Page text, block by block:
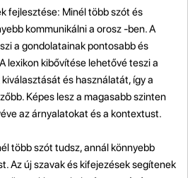
fejlesztése: Minél több szót és
kommunikálni a orosz -ben. A
a gondolatainak pontosabb és
lexikon kibővítése lehetővé teszi a
és használatát, így a
Képes lesz a magasabb szinten
az árnyalatokat és a kontextust.
több szót tudsz, annál könnyebb
Az új szavak és kifejezések segítenek